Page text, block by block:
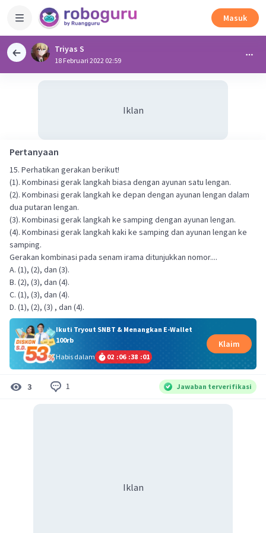
Masuk
Triyas S
18 Februari 2022 02:59
Iklan
Pertanyaan
15. Perhatikan gerakan berikut!
(1). Kombinasi gerak langkah biasa dengan ayunan satu lengan.
(2). Kombinasi gerak langkah ke depan dengan ayunan lengan dalam
dua putaran lengan.
(3). Kombinasi gerak langkah ke samping dengan ayunan lengan.
(4). Kombinasi gerak langkah kaki ke samping dan ayunan lengan ke
samping.
Gerakan kombinasi pada senam irama ditunjukkan nomor....
A. (1), (2), dan (3).
B. (2), (3), dan (4).
C. (1), (3), dan (4).
D. (1), (2), (3) , dan (4).
Ikuti Tryout SNBT & Menangkan E-Wallet
100rb
Habis dalam
02 :06 :38 :01
Klaim
3 1 Jawaban terverifikasi
Iklan